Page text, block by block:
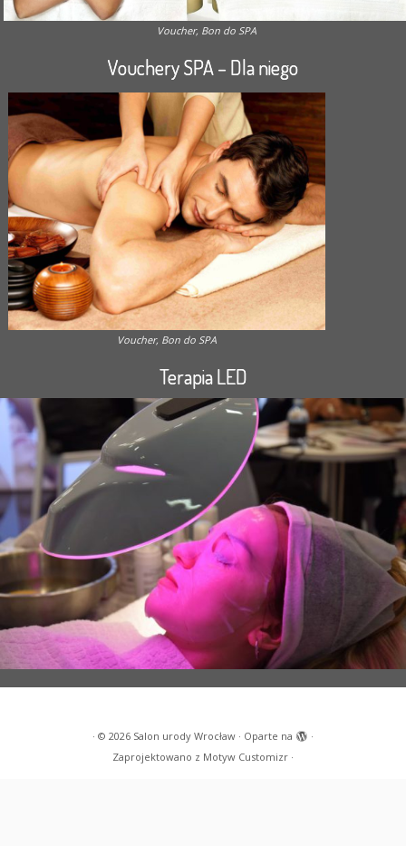
Voucher, Bon do SPA
Vouchery SPA – Dla niego
Voucher, Bon do SPA
Terapia LED
· © 2026 Salon urody Wrocław · Oparte na
·
Zaprojektowano z Motyw Customizr ·